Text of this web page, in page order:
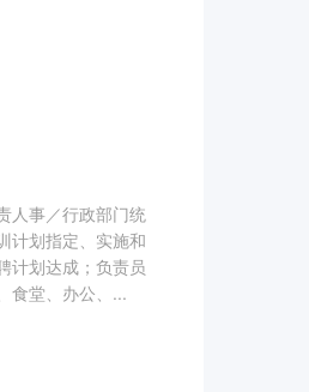
人事／行政部门统
计划指定、实施和
计划达成；负责员
食堂、办公、...